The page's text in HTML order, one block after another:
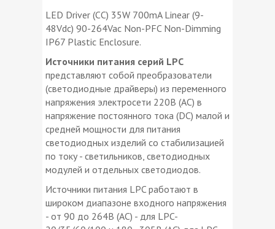
LED Driver (CC) 35W 700mA Linear (9-
48Vdc) 90-264Vac Non-PFC Non-Dimming
IP67 Plastic Enclosure.
Источники питания серий LPC
представляют собой преобразователи
(светодиодные драйверы) из переменного
напряжения электросети 220В (AC) в
напряжение постоянного тока (DC) малой и
средней мощности для питания
светодиодных изделий со стабилизацией
по току - светильников, светодиодных
модулей и отдельных светодиодов.
Источники питания LPC работают в
широком диапазоне входного напряжения
- от 90 до 264В (AC) - для LPC-